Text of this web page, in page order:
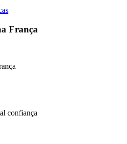
França
confiança